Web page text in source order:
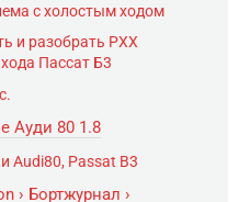
с холостым ходом
и разобрать РХХ
Пассат Б3
Ауди 80 1.8
Audi80, Passat B3
› Бортжурнал ›